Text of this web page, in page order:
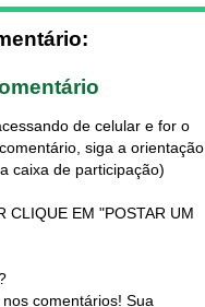
de celular e for o
siga a orientação
caixa de participação)
CLIQUE EM "POSTAR UM
comentários! Sua